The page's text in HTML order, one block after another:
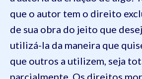
que o autor tem o direito
de sua obra do jeito que
utilizá-la da maneira que
que outros a utilizem, seja
parcialmente. Os direitos